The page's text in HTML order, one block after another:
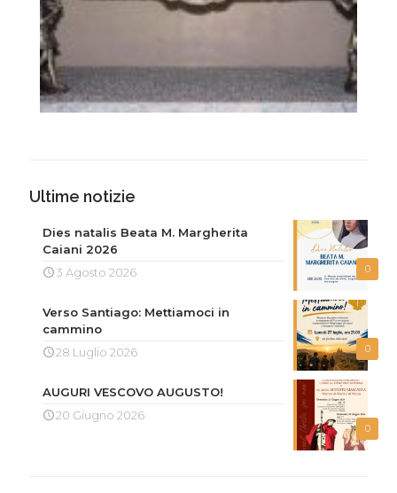
Ultime notizie
0
Dies natalis Beata M. Margherita
Caiani 2026
3 Agosto 2026
0
Verso Santiago: Mettiamoci in
cammino
28 Luglio 2026
0
AUGURI VESCOVO AUGUSTO!
20 Giugno 2026